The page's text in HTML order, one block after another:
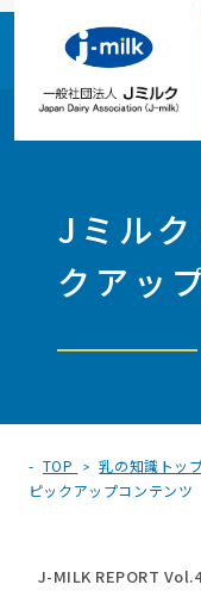
Jミル
クアッ
TOP 乳の知識トッ
ピックアップコンテンツ
J-MILK REPORT